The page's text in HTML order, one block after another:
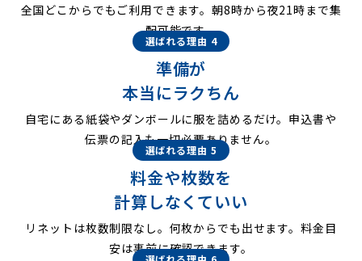
全国どこからでもご利用できます。朝8時から夜21時まで集
配可能です。
選ばれる理由 4
準備が
本当にラクちん
自宅にある紙袋やダンボールに服を詰めるだけ。申込書や
伝票の記入も一切必要ありません。
選ばれる理由 5
料金や枚数を
計算しなくていい
リネットは枚数制限なし。何枚からでも出せます。料金目
安は事前に確認できます。